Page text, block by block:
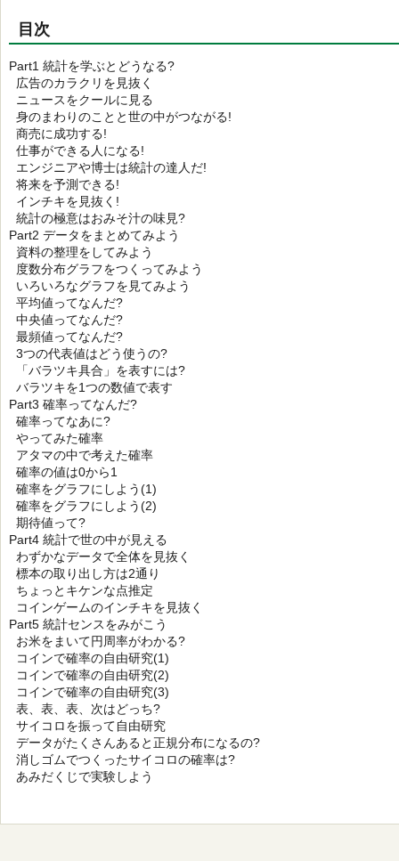
目次
Part1 統計を学ぶとどうなる?
広告のカラクリを見抜く
ニュースをクールに見る
身のまわりのことと世の中がつながる!
商売に成功する!
仕事ができる人になる!
エンジニアや博士は統計の達人だ!
将来を予測できる!
インチキを見抜く!
統計の極意はおみそ汁の味見?
Part2 データをまとめてみよう
資料の整理をしてみよう
度数分布グラフをつくってみよう
いろいろなグラフを見てみよう
平均値ってなんだ?
中央値ってなんだ?
最頻値ってなんだ?
3つの代表値はどう使うの?
「バラツキ具合」を表すには?
バラツキを1つの数値で表す
Part3 確率ってなんだ?
確率ってなあに?
やってみた確率
アタマの中で考えた確率
確率の値は0から1
確率をグラフにしよう(1)
確率をグラフにしよう(2)
期待値って?
Part4 統計で世の中が見える
わずかなデータで全体を見抜く
標本の取り出し方は2通り
ちょっとキケンな点推定
コインゲームのインチキを見抜く
Part5 統計センスをみがこう
お米をまいて円周率がわかる?
コインで確率の自由研究(1)
コインで確率の自由研究(2)
コインで確率の自由研究(3)
表、表、表、次はどっち?
サイコロを振って自由研究
データがたくさんあると正規分布になるの?
消しゴムでつくったサイコロの確率は?
あみだくじで実験しよう